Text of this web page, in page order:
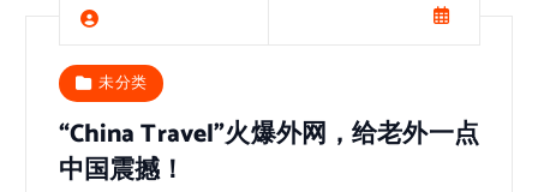
未分类
“China Travel”火爆外网，给老外一点
中国震撼！